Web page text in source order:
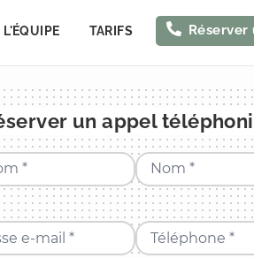
L'ÉQUIPE TARIFS
un appel
* Nom *
e-mail * Téléphone *